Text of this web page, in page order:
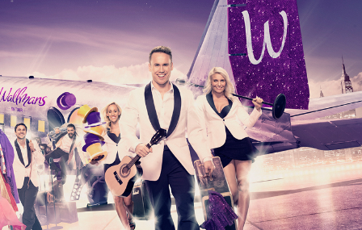
Erbjudande från Åhus Seaside
SPA & Konferens
Åhus Seaside Take
Over erbjudande
Ta över ett helt hotell. På
stranden i Åhus. För grupper
erbjuder vi en full abonnering
av Åhus Seaside SPA &
Konferens. Under er vistelse är
hela hotellet ert ...
Erbjudande från
Hela
teamet –
skogen ingår
Samla teamet för två
konferensdagar
övernattning i
skogsmiljö, endast
minuter från
bokar vårt